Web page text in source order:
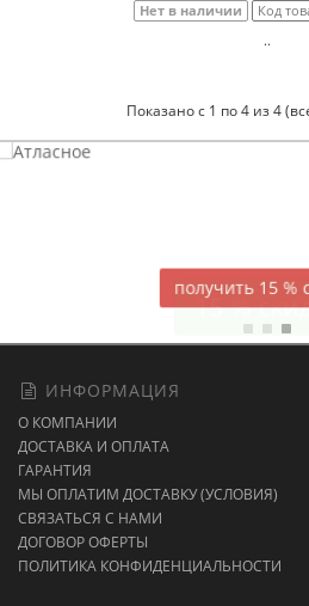
Нет в наличии Код
..
Показано с 1 по 4 из 4
15 %
ИНФОРМАЦИЯ
О КОМПАНИИ
ДОСТАВКА И ОПЛАТА
ГАРАНТИЯ
МЫ ОПЛАТИМ ДОСТАВКУ (УСЛОВИЯ)
СВЯЗАТЬСЯ С НАМИ
ДОГОВОР ОФЕРТЫ
ПОЛИТИКА КОНФИДЕНЦИАЛЬНОСТИ